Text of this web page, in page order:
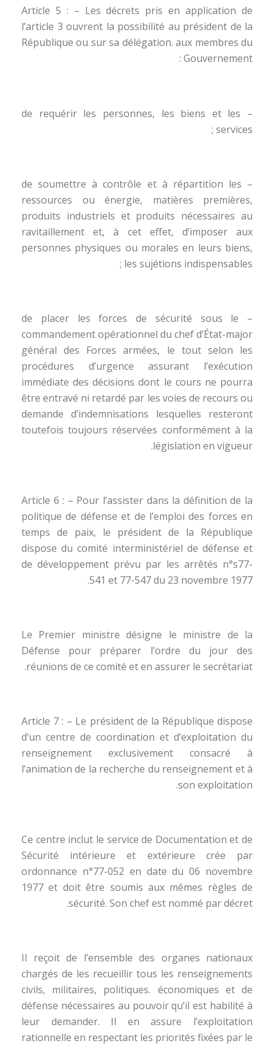
Article 5 : – Les décrets pris en application de
l’article 3 ouvrent la possibilité au président de la
République ou sur sa délégation. aux membres du
Gouvernement :
– de requérir les personnes, les biens et les
services ;
– de soumettre à contrôle et à répartition les
ressources ou énergie, matières premières,
produits industriels et produits nécessaires au
ravitaillement et, à cet effet, d’imposer aux
personnes physiques ou morales en leurs biens,
les sujétions indispensables ;
– de placer les forces de sécurité sous le
commandement opérationnel du chef d’État-major
général des Forces armées, le tout selon les
procédures d’urgence assurant l’exécution
immédiate des décisions dont le cours ne pourra
être entravé ni retardé par les voies de recours ou
demande d’indemnisations lesquelles resteront
toutefois toujours réservées conformément à la
législation en vigueur.
Article 6 : – Pour l’assister dans la définition de la
politique de défense et de l’emploi des forces en
temps de paix, le président de la République
dispose du comité interministériel de défense et
de développement prévu par les arrêtés n°s77-
541 et 77-547 du 23 novembre 1977.
Le Premier ministre désigne le ministre de la
Défense pour préparer l’ordre du jour des
réunions de ce comité et en assurer le secrétariat.
Article 7 : – Le président de la République dispose
d’un centre de coordination et d’exploitation du
renseignement exclusivement consacré à
l’animation de la recherche du renseignement et à
son exploitation.
Ce centre inclut le service de Documentation et de
Sécurité intérieure et extérieure crée par
ordonnance n°77-052 en date du 06 novembre
1977 et doit être soumis aux mêmes règles de
sécurité. Son chef est nommé par décret.
Il reçoit de l’ensemble des organes nationaux
chargés de les recueillir tous les renseignements
civils, militaires, politiques. économiques et de
défense nécessaires au pouvoir qu’il est habilité à
leur demander. Il en assure l’exploitation
rationnelle en respectant les priorités fixées par le